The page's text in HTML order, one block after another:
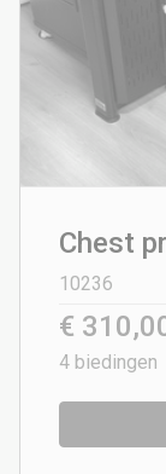
Chest
10236
€
4 biedingen